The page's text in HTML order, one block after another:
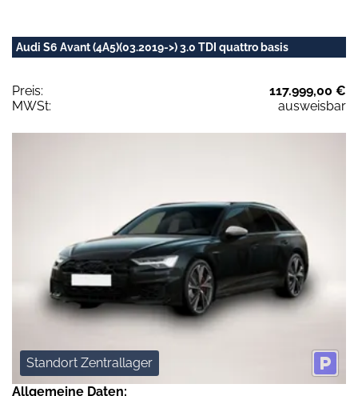
Audi S6 Avant (4A5)(03.2019->) 3.0 TDI quattro basis
Preis:
117.999,00 €
MWSt:
ausweisbar
Standort Zentrallager
Allgemeine Daten: